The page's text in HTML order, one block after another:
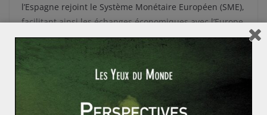
l’Espagne rejoint le Système Monétaire Européen (SME),
facilitant ainsi les échanges économiques avec l’Europe.
Mais l’appréciation de la Peseta fut dure à encaisser
pour la balance commerciale espagnole, qui se
détériora de façon continue durant la deuxième moitié
de la décennie. Par ailleurs, si le chômage baissa, il
dépassait encore les 16% au changement de décennie.